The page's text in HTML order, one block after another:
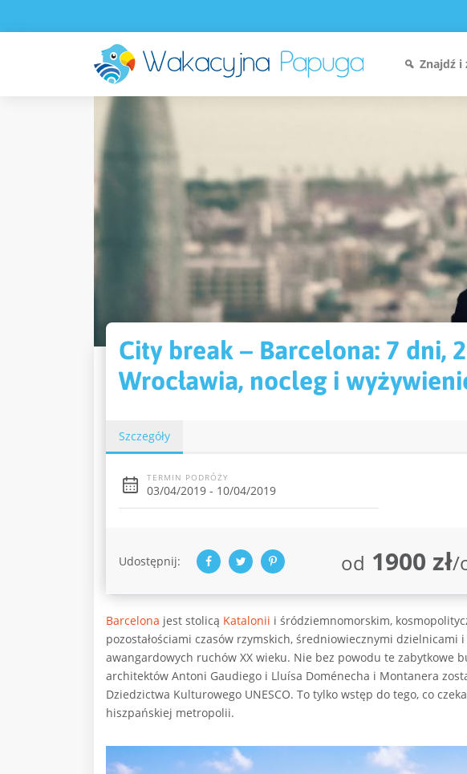
Znajdź i
City break – Barcelona: 7 dni,
Wrocławia, nocleg i
Szczegóły
TERMIN PODRÓŻY
03/04/2019 - 10/04/2019
Udostępnij: od 1900 zł/
Barcelona jest stolicą Katalonii i śródziemnomorskim,
pozostałościami czasów rzymskich, średniowiecznymi
awangardowych ruchów XX wieku. Nie bez powodu te zabytkowe
architektów Antoni Gaudiego i Lluísa Doménecha i Montanera
Dziedzictwa Kulturowego UNESCO. To tylko wstęp do tego, co
hiszpańskiej metropolii.